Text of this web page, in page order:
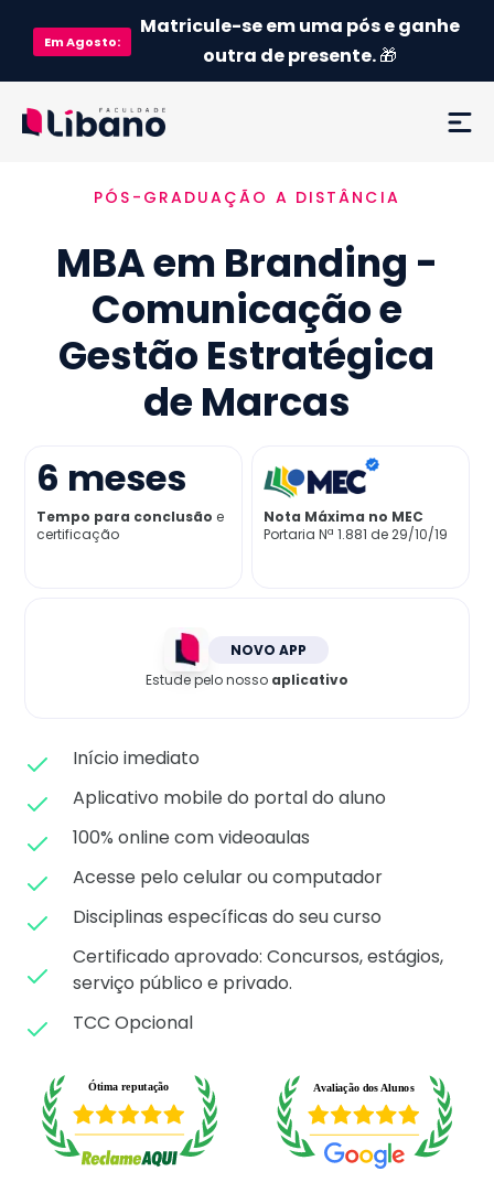
EmAgosto:
Matricule-se em uma pós e ganhe
outra de presente.🎁
Ementa
Como funciona
Credenciamento MEC
Matricule-se
PÓS-GRADUAÇÃO A DISTÂNCIA
MBA em Branding -
Comunicação e
Gestão Estratégica
de Marcas
6 meses
Tempo para conclusão e
certificação
Nota Máxima no MEC
Portaria Nª 1.881 de 29/10/19
NOVO APP
Estude pelo nosso aplicativo
Início imediato
Aplicativo mobile do portal do aluno
100% online com videoaulas
Acesse pelo celular ou computador
Disciplinas específicas do seu curso
Certificado aprovado: Concursos, estágios,
serviço público e privado.
TCC Opcional